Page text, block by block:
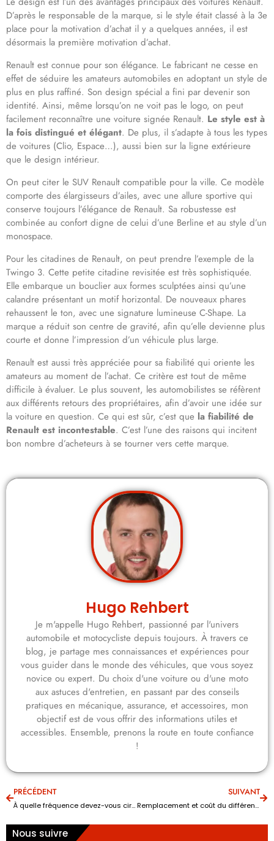
D’après le responsable de la marque, si le style était classé à la 3e
place pour la motivation d’achat il y a quelques années, il est
désormais la première motivation d’achat.
Renault est connue pour son élégance. Le fabricant ne cesse en
effet de séduire les amateurs automobiles en adoptant un style de
plus en plus raffiné. Son design spécial a fini par devenir son
identité. Ainsi, même lorsqu’on ne voit pas le logo, on peut
facilement reconnaître une voiture signée Renault. Le style est à
la fois distingué et élégant. De plus, il s’adapte à tous les types
de voitures (Clio, Espace…), aussi bien sur la ligne extérieure
que le design intérieur.
On peut citer le SUV Renault compatible pour la ville. Ce modèle
comporte des élargisseurs d’ailes, avec une allure sportive qui
conserve toujours l’élégance de Renault. Sa robustesse est
combinée au confort digne de celui d’une Berline et au style d’un
monospace.
Pour les citadines de Renault, on peut prendre l’exemple de la
Twingo 3. Cette petite citadine revisitée est très sophistiquée.
Elle embarque un bouclier aux formes sculptées ainsi qu’une
calandre présentant un motif horizontal. De nouveaux phares
rehaussent le ton, avec une signature lumineuse C-Shape. La
marque a réduit son centre de gravité, afin qu’elle devienne plus
courte et donne l’impression d’un véhicule plus large.
Renault est aussi très appréciée pour sa fiabilité qui oriente les
amateurs au moment de l’achat. Ce critère est tout de même
difficile à évaluer. Le plus souvent, les automobilistes se réfèrent
aux différents retours des propriétaires, afin d’avoir une idée sur
la voiture en question. Ce qui est sûr, c’est que la fiabilité de
Renault est incontestable. C’est l’une des raisons qui incitent
bon nombre d’acheteurs à se tourner vers cette marque.
Hugo Rehbert
Je m'appelle Hugo Rehbert, passionné par l'univers
automobile et motocycliste depuis toujours. À travers ce
blog, je partage mes connaissances et expériences pour
vous guider dans le monde des véhicules, que vous soyez
novice ou expert. Du choix d'une voiture ou d'une moto
aux astuces d'entretien, en passant par des conseils
pratiques en mécanique, assurance, et accessoires, mon
objectif est de vous offrir des informations utiles et
accessibles. Ensemble, prenons la route en toute confiance
!
PRÉCÉDENT
À quelle fréquence devez-vous cirer votre voiture
SUIVANT
Remplacement et coût du différentiel arrière
Nous suivre